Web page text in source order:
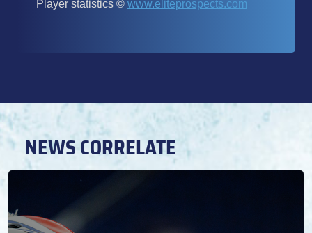
NEWS CORRELATE